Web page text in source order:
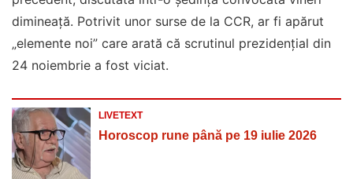
dimineață. Potrivit unor surse de la CCR, ar fi apărut
„elemente noi” care arată că scrutinul prezidențial din
24 noiembrie a fost viciat.
LIVETEXT
Horoscop rune până pe 19 iulie 2026